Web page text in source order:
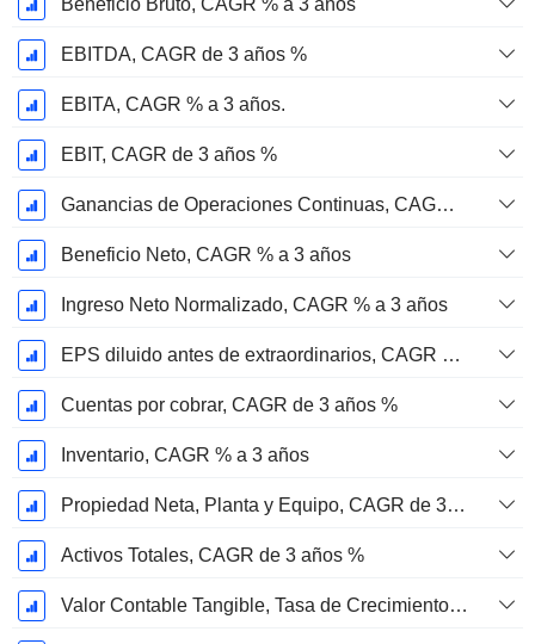
Beneficio Bruto, CAGR % a 3 años
EBITDA, CAGR de 3 años %
EBITA, CAGR % a 3 años.
EBIT, CAGR de 3 años %
Ganancias de Operaciones Continuas, CAGR de 3 Años %
Beneficio Neto, CAGR % a 3 años
Ingreso Neto Normalizado, CAGR % a 3 años
EPS diluido antes de extraordinarios, CAGR de 3 años %
Cuentas por cobrar, CAGR de 3 años %
Inventario, CAGR % a 3 años
Propiedad Neta, Planta y Equipo, CAGR de 3 Años %
Activos Totales, CAGR de 3 años %
Valor Contable Tangible, Tasa de Crecimiento Anual Compuesta de 3 Años %